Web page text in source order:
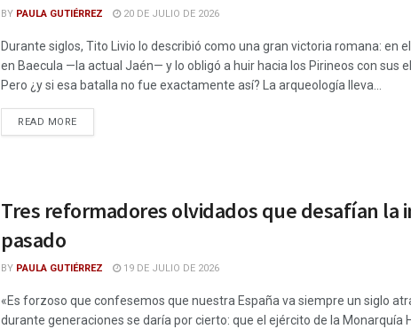
BY PAULA GUTIÉRREZ 20 DE JULIO DE 2026
Durante siglos, Tito Livio lo describió como una gran victoria romana: en
en Baecula —la actual Jaén— y lo obligó a huir hacia los Pirineos con sus
Pero ¿y si esa batalla no fue exactamente así? La arqueología lleva...
READ MOREDETAILS
Tres reformadores olvidados que desafían
pasado
BY PAULA GUTIÉRREZ 19 DE JULIO DE 2026
«Es forzoso que confesemos que nuestra España va siempre un siglo
durante generaciones se daría por cierto: que el ejército de la